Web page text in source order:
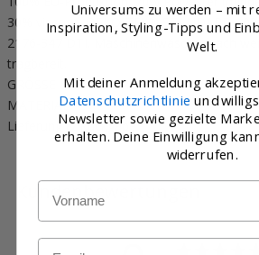
30% viscose. OEKO-TEX® STANDARD
2176-347 DTI. Maschinenwäsche, nach
tragbereit.
GRÖSSE & PASSFORM
MATERIAL
Lieferung & Rückgabe
Kundenbewertungen
Universums zu werden – mit
Inspiration, Styling-Tipps und
Welt.
Mit deiner Anmeldung
Datenschutzrichtlinie und
Newsletter sowie gezielte
erhalten. Deine Einwilligung
widerrufen.
Name
Email